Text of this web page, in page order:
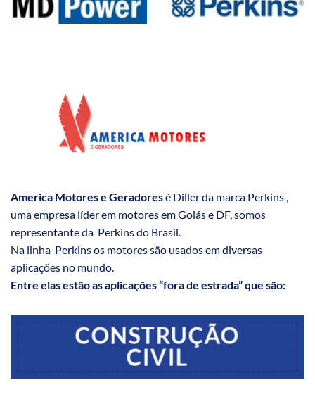
America Motores e Geradoresé Diller da marca Perkins ,
uma empresa líder em motores em Goiás e DF, somos
representante da Perkins do Brasil.
Na linha Perkins os motores são usados em diversas
aplicações no mundo.
Entre elas estão as aplicações “fora de estrada” que são:
CONSTRUÇÃO
CIVIL